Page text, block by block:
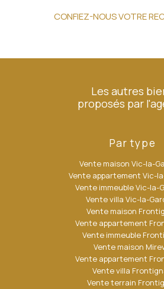
CONFIEZ-NOUS VOTRE
Les autres
proposés par
Par type
Vente maison Vic-la-
Vente appartement Vic-
Vente immeuble Vic-la-
Vente villa Vic-la-
Vente maison
Vente appartement
Vente immeuble
Vente maison
Vente appartement
Vente villa
Vente terrain